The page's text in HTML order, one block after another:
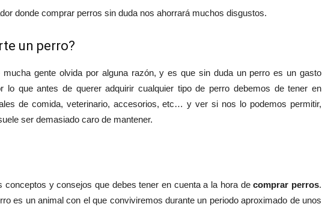
donde comprar perros sin duda nos ahorrará muchos disgustos.
un perro?
gente olvida por alguna razón, y es que sin duda un perro es un gasto
lo que antes de querer adquirir cualquier tipo de perro debemos de tener en
de comida, veterinario, accesorios, etc… y ver si nos lo podemos permitir,
ser demasiado caro de mantener.
conceptos y consejos que debes tener en cuenta a la hora decomprar perros.
es un animal con el que conviviremos durante un periodo aproximado de unos